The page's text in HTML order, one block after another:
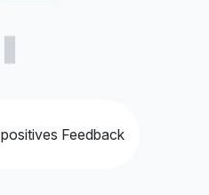
positives Feedback